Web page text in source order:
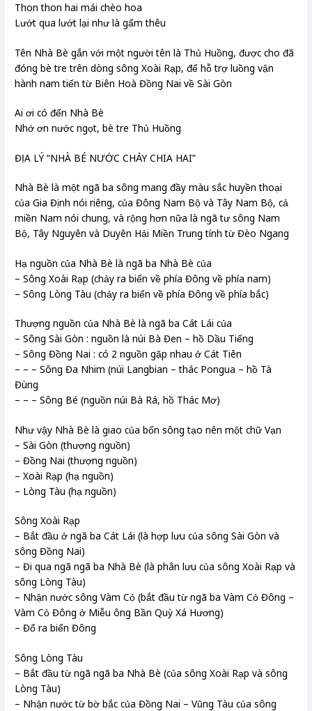
Thon thon hai mái chèo hoa
Lướt qua lướt lại như là gấm thêu
Tên Nhà Bè gắn với một người tên là Thủ Huồng, được cho đã
đóng bè tre trên dòng sông Xoài Rạp, để hỗ trợ luồng vận
hành nam tiến từ Biên Hoà Đồng Nai về Sài Gòn
Ai ơi có đến Nhà Bè
Nhớ ơn nước ngọt, bè tre Thủ Huồng
ĐỊA LÝ “NHÀ BÉ NƯỚC CHẢY CHIA HAI”
Nhà Bè là một ngã ba sông mang đầy màu sắc huyền thoại
của Gia Định nói riêng, của Đông Nam Bộ và Tây Nam Bộ, cả
miền Nam nói chung, và rộng hơn nữa là ngã tư sông Nam
Bộ, Tây Nguyên và Duyên Hải Miền Trung tính từ Đèo Ngang
Hạ nguồn của Nhà Bè là ngã ba Nhà Bè của
– Sông Xoài Rạp (chảy ra biển về phía Đông về phía nam)
– Sông Lòng Tàu (chảy ra biển về phía Đông về phía bắc)
Thượng nguồn của Nhà Bè là ngã ba Cát Lái của
– Sông Sài Gòn : nguồn là núi Bà Đen – hồ Dầu Tiếng
– Sông Đồng Nai : có 2 nguồn gặp nhau ở Cát Tiên
– – – Sông Đa Nhim (núi Langbian – thác Pongua – hồ Tà
Đùng
– – – Sông Bé (nguồn núi Bà Rá, hồ Thác Mơ)
Như vậy Nhà Bè là giao của bốn sông tạo nên một chữ Vạn
– Sài Gòn (thượng nguồn)
– Đồng Nai (thượng nguồn)
– Xoài Rạp (hạ nguồn)
– Lòng Tàu (hạ nguồn)
Sông Xoài Rạp
– Bắt đầu ở ngã ba Cát Lái (là hợp lưu của sông Sài Gòn và
sông Đồng Nai)
– Đi qua ngã ngã ba Nhà Bè (là phân lưu của sông Xoài Rạp và
sông Lòng Tàu)
– Nhận nước sông Vàm Cỏ (bắt đầu từ ngã ba Vàm Cỏ Đông –
Vàm Cỏ Đông ở Miễu ông Bần Quỳ Xá Hương)
– Đổ ra biển Đông
Sông Lòng Tàu
– Bắt đầu từ ngã ngã ba Nhà Bè (của sông Xoài Rạp và sông
Lòng Tàu)
– Nhận nước từ bờ bắc của Đồng Nai – Vũng Tàu của sông